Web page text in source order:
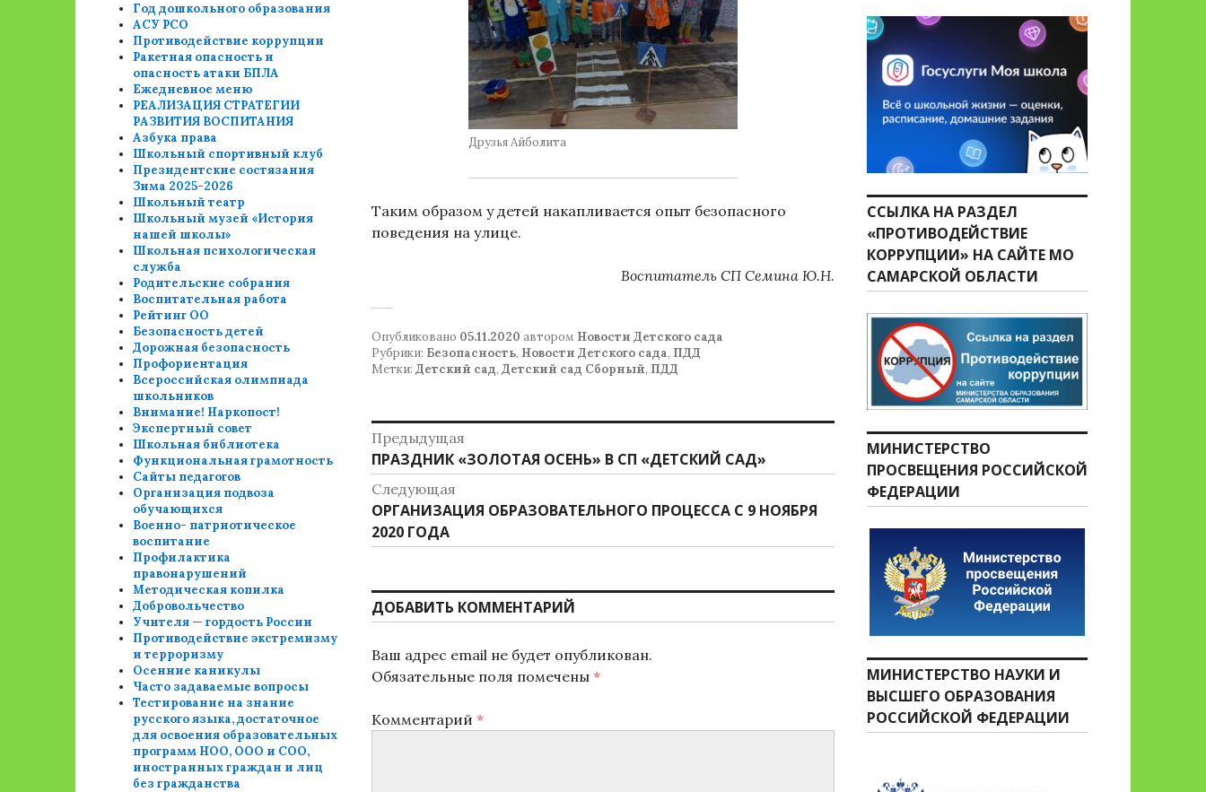
Друзья Айболита
Таким образом у детей накапливается опыт безопасного
поведения на улице.
Воспитатель СП Семина Ю.Н.
Опубликовано 05.11.2020 автором Новости Детского сада
Рубрики: Безопасность, Новости Детского сада, ПДД
Метки: Детский сад, Детский сад Сборный, ПДД
Навигация
по
записям
Предыдущая
Предыдущая
запись:
ПРАЗДНИК «ЗОЛОТАЯ ОСЕНЬ» В СП «ДЕТСКИЙ САД»
Следующая
Следующая
запись:
ОРГАНИЗАЦИЯ ОБРАЗОВАТЕЛЬНОГО ПРОЦЕССА С 9 НОЯБРЯ
2020 ГОДА
ДОБАВИТЬ КОММЕНТАРИЙ
Ваш адрес email не будет опубликован.
Обязательные поля помечены *
Комментарий *
Год дошкольного образования
АСУ РСО
Противодействие коррупции
Ракетная опасность и
опасность атаки БПЛА
Ежедневное меню
РЕАЛИЗАЦИЯ СТРАТЕГИИ
РАЗВИТИЯ ВОСПИТАНИЯ
Азбука права
Школьный спортивный клуб
Президентские состязания
Зима 2025-2026
Школьный театр
Школьный музей «История
нашей школы»
Школьная психологическая
служба
Родительские собрания
Воспитательная работа
Рейтинг ОО
Безопасность детей
Дорожная безопасность
Профориентация
Всероссийская олимпиада
школьников
Внимание! Наркопост!
Экспертный совет
Школьная библиотека
Функциональная грамотность
Сайты педагогов
Организация подвоза
обучающихся
Военно- патриотическое
воспитание
Профилактика
правонарушений
Методическая копилка
Добровольчество
Учителя — гордость России
Противодействие экстремизму
и терроризму
Осенние каникулы
Часто задаваемые вопросы
Тестирование на знание
русского языка, достаточное
для освоения образовательных
программ НОО, ООО и СОО,
иностранных граждан и лиц
без гражданства
ССЫЛКА НА РАЗДЕЛ
«ПРОТИВОДЕЙСТВИЕ
КОРРУПЦИИ» НА САЙТЕ МО
САМАРСКОЙ ОБЛАСТИ
МИНИСТЕРСТВО
ПРОСВЕЩЕНИЯ РОССИЙСКОЙ
ФЕДЕРАЦИИ
МИНИСТЕРСТВО НАУКИ И
ВЫСШЕГО ОБРАЗОВАНИЯ
РОССИЙСКОЙ ФЕДЕРАЦИИ